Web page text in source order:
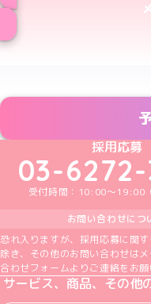
めいど
め
採用応募
03-
受付時間：10:00～19:00
お問い合わせにつ
恐れ入りますが、採用応募に関
除き、その他のお問い合わせは
合わせフォームよりご連絡をお願
サービス、商品、その他